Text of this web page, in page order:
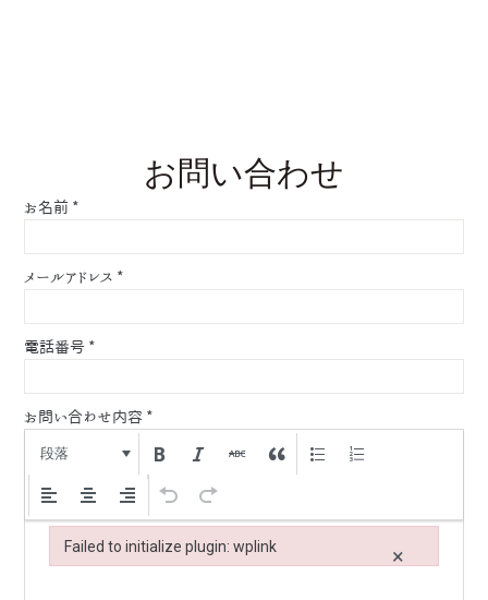
お問い合わせ
お名前 *
メールアドレス *
電話番号 *
お問い合わせ内容 *
段落
Failed to initialize plugin: wplink ×
Failed to initialize plugin: wplink